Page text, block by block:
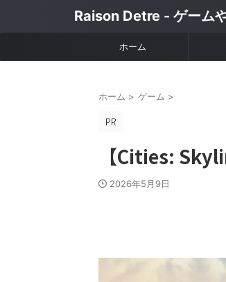
Raison Detre - ゲーム
ホーム
ホーム > ゲーム >
【Cities:
2026年5月9日